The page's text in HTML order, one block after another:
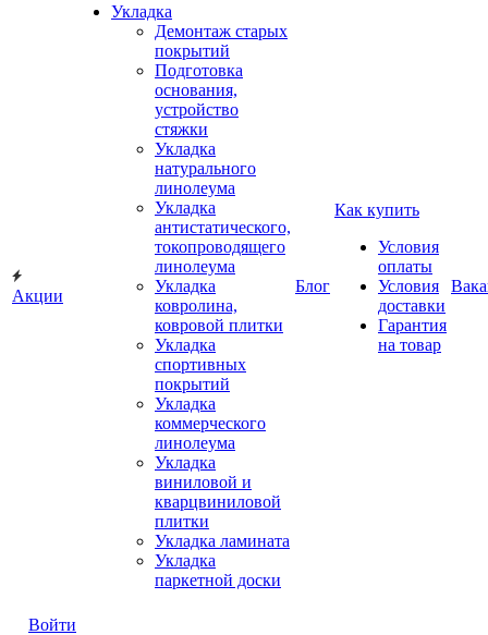
Акции
Укладка
Демонтаж старых
покрытий
Подготовка
основания,
устройство
стяжки
Укладка
натурального
линолеума
Укладка
антистатического,
токопроводящего
линолеума
Укладка
ковролина,
ковровой плитки
Укладка
спортивных
покрытий
Укладка
коммерческого
линолеума
Укладка
виниловой и
кварцвиниловой
плитки
Укладка ламината
Укладка
паркетной доски
Блог
Как купить
Условия
оплаты
Условия
доставки
Гарантия
на товар
Войти